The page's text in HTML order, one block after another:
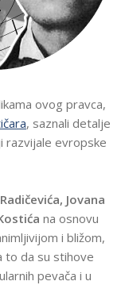
ovog pravca,
, saznali detalje
razvijale evropske
Jovana
na osnovu
i bližom,
to da su stihove
pevača i u